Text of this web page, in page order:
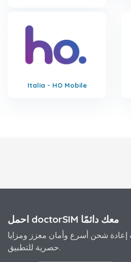
Italia - HO Mobile
احمل doctorSIM معك دائمًا
شحن أسرع وأمان معزز ومزايا
حصرية للتطبيق.